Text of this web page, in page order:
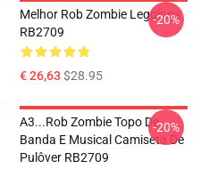
Melhor Rob Zombie Leggings
RB2709
€ 26,63 $28.95
-20%
A3...rob Zombie Topo De
Banda E Musical Camiseta De
Pulôver RB2709
-20%